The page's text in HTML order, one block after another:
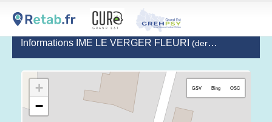
Informations IME LE VERGER FLEURI (dernière mise à jour le 2023-11-06)
+
−
GSV Bing OSC